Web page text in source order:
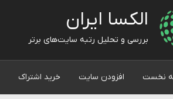
الکسا ایران
بررسی و تحلیل رتبه سایت‌های برتر
نخست افزودن سایت خرید اشتراک